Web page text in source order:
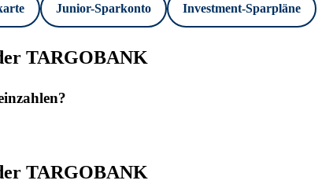
Junior-Sparkonto Investment-Sparpläne
TARGOBANK
TARGOBANK